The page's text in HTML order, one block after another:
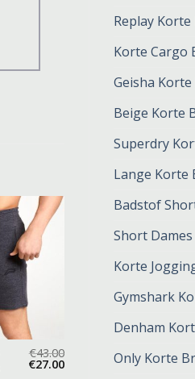
Replay
Korte Cargo
Geisha
Beige Korte
Superdry
Lange Korte
Badstof
Short
Korte
Gymshark
Denham
Only Korte
€43.00
€27.00